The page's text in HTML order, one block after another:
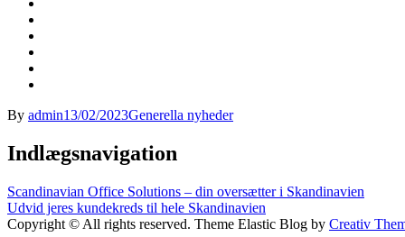
By admin13/02/2023Generella nyheder
Indlægsnavigation
Scandinavian Office Solutions – din oversætter i Skandinavien
Udvid jeres kundekreds til hele Skandinavien
Copyright © All rights reserved. Theme Elastic Blog by Creativ